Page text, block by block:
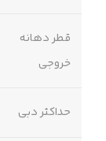
قطر دهانه
خروجی
حداکثر دبی